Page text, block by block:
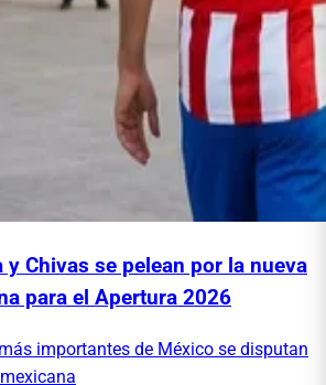
y Chivas se pelean por la nueva
para el Apertura 2026
importantes de México se disputan